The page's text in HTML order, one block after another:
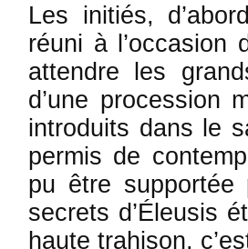
Les initiés,
réuni à l’occasion
at­tendre les
d’une procession
introduits dans le
permis de
pu être supportée
secrets d’Éleusis
haute trahison,